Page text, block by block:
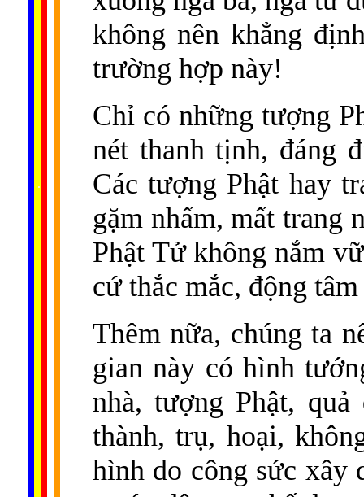
.
không nên khẳng
trường hợp này!
Chỉ có những tượng
nét thanh tịnh, đáng
Các tượng Phật hay
gặm nhấm, mất trang
Phật Tử không nắm
cứ thắc mắc, động
Thêm nữa, chúng ta
gian này có hình
nhà, tượng Phật,
thành, trụ, hoại,
hình do công sức xây